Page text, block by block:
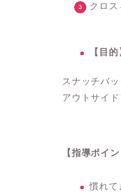
クロ
【目的
スナッチバ
アウトサイ
【指導ポイン
慣れて